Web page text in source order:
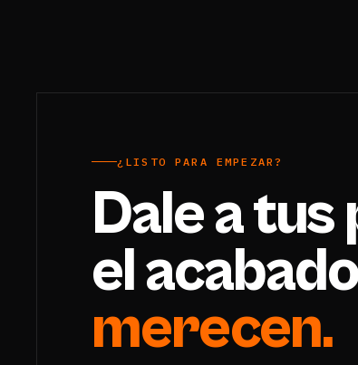
¿LISTO PARA EMPEZAR?
Dale a tus
el
merecen.